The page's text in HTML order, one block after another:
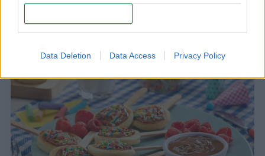
Data Deletion Data Access Privacy Policy
Mini roscas de gelatina sin azúcar
LEER